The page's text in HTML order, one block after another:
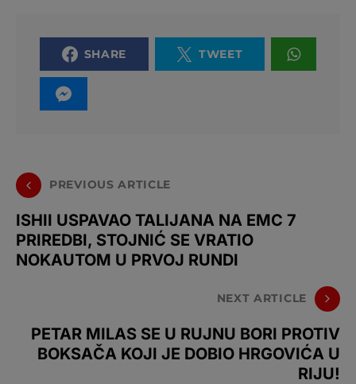
SHARE TWEET
PREVIOUS ARTICLE
ISHII USPAVAO TALIJANA NA EMC 7
PRIREDBI, STOJNIĆ SE VRATIO
NOKAUTOM U PRVOJ RUNDI
NEXT ARTICLE
PETAR MILAS SE U RUJNU BORI PROTIV
BOKSAČA KOJI JE DOBIO HRGOVIĆA U
RIJU!